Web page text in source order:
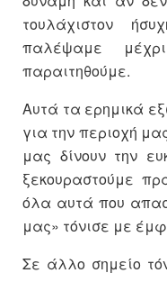
τουλάχιστον
παλέψαμε
παραιτηθούμε.
Αυτά τα ερημικά
για την περιοχή
μας δίνουν την
ξεκουραστούμε
όλα αυτά που
μας» τόνισε με
Σε άλλο σημείο